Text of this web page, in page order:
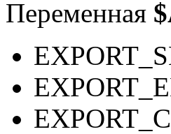
Переменная